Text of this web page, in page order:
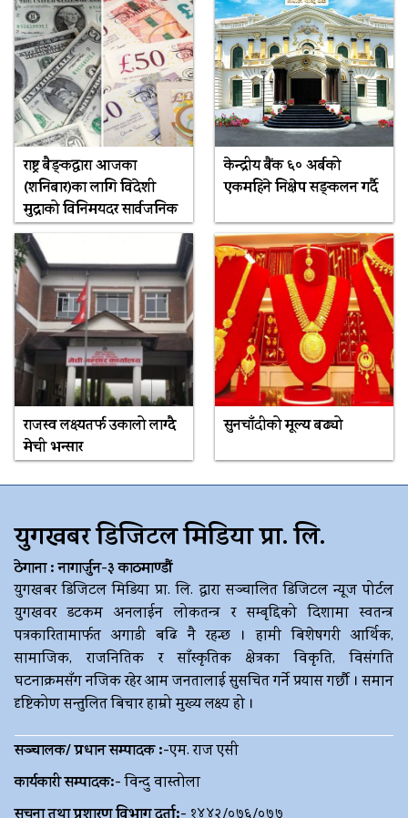
राष्ट्र बैङ्कद्वारा आजका
(शनिबार)का लागि विदेशी
मुद्राको विनिमयदर सार्वजनिक
केन्द्रीय बैंक ६० अर्बको
एकमहिने निक्षेप सङ्कलन गर्दै
राजस्व लक्ष्यतर्फ उकालो लाग्दै
मेची भन्सार
सुनचाँदीको मूल्य बढ्यो
युगखबर डिजिटल मिडिया प्रा. लि.
ठेगाना : नागार्जुन-३ काठमाण्डौं
युगखबर डिजिटल मिडिया प्रा. लि. द्धारा सञ्चालित डिजिटल न्यूज पोर्टल
युगखवर डटकम अनलाईन लोकतन्त्र र सम्बृद्दिको दिशामा स्वतन्त्र
पत्रकारितामार्फत अगाडी बढि नै रहन्छ । हामी बिशेषगरी आर्थिक,
सामाजिक, राजनितिक र साँस्कृतिक क्षेत्रका विकृति, विसंगति
घटनाक्रमसँग नजिक रहेर आम जनतालाई सुसचित गर्ने प्रयास गर्छौ । समान
दृष्टिकोण सन्तुलित बिचार हाम्रो मुख्य लक्ष्य हो ।
सञ्चालक/ प्रधान सम्पादक :-एम. राज एसी
कार्यकारी सम्पादक:-विन्दु वास्तोला